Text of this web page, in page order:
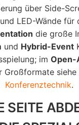
über Side-
LED-Wände für
die große
und Hybrid-Event
im Open-
Großformate siehe
Konferenztechnik.
SEITE